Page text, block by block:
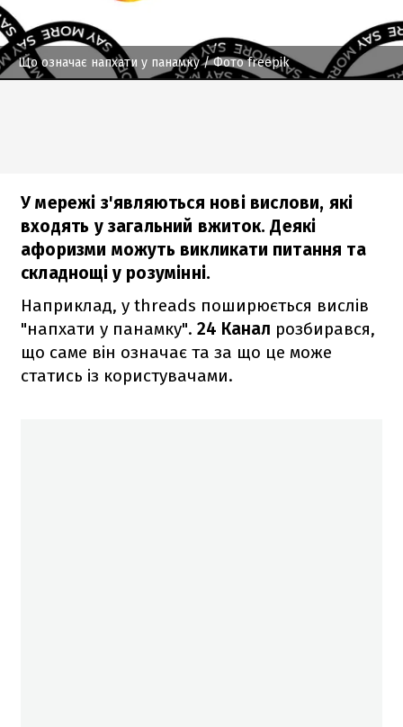
Що означає напхати у панамку/ Фото freepik
У мережі з'являються нові вислови, які
входять у загальний вжиток. Деякі
афоризми можуть викликати питання та
складнощі у розумінні.
Наприклад, у threads поширюється вислів
"напхати у панамку". 24 Канал розбирався,
що саме він означає та за що це може
статись із користувачами.